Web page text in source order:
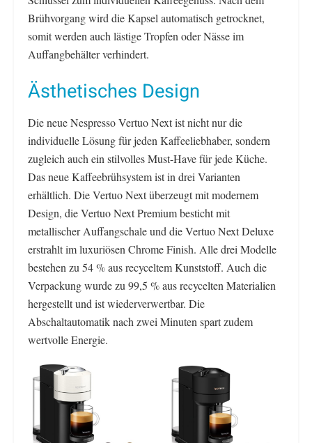
Brühvorgang wird die Kapsel automatisch getrocknet,
somit werden auch lästige Tropfen oder Nässe im
Auffangbehälter verhindert.
Ästhetisches Design
Die neue Nespresso Vertuo Next ist nicht nur die
individuelle Lösung für jeden Kaffeeliebhaber, sondern
zugleich auch ein stilvolles Must-Have für jede Küche.
Das neue Kaffeebrühsystem ist in drei Varianten
erhältlich. Die Vertuo Next überzeugt mit modernem
Design, die Vertuo Next Premium besticht mit
metallischer Auffangschale und die Vertuo Next Deluxe
erstrahlt im luxuriösen Chrome Finish. Alle drei Modelle
bestehen zu 54 % aus recyceltem Kunststoff. Auch die
Verpackung wurde zu 99,5 % aus recycelten Materialien
hergestellt und ist wiederverwertbar. Die
Abschaltautomatik nach zwei Minuten spart zudem
wertvolle Energie.